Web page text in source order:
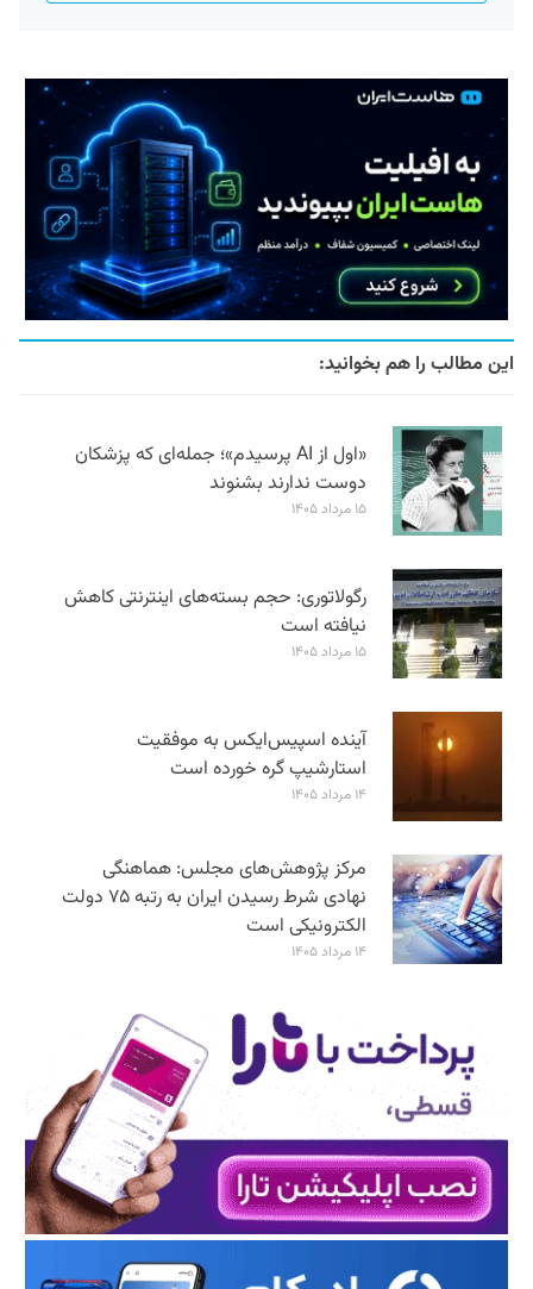
این مطالب را هم بخوانید:
«اول از AI پرسیدم»؛ جمله‌ای که پزشکان
دوست ندارند بشنوند
۱۵ مرداد ۱۴۰۵
رگولاتوری: حجم بسته‌های اینترنتی کاهش
نیافته است
۱۵ مرداد ۱۴۰۵
آینده اسپیس‌ایکس به موفقیت
استارشیپ گره خورده است
۱۴ مرداد ۱۴۰۵
مرکز پژوهش‌های مجلس: هماهنگی
نهادی شرط رسیدن ایران به رتبه ۷۵ دولت
الکترونیکی است
۱۴ مرداد ۱۴۰۵